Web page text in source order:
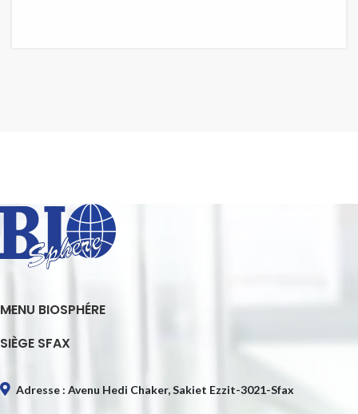
MENU BIOSPHÉRE
SIÈGE SFAX
Adresse : Avenu Hedi Chaker, Sakiet Ezzit-3021-Sfax